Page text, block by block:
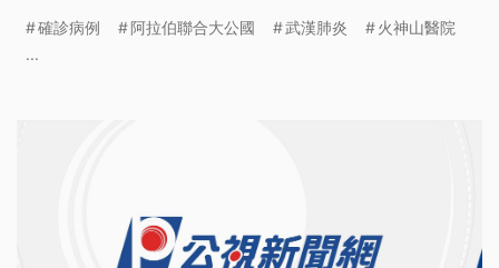
大阪女性居民，也是日前已經確診的遊覽車司機的隨
車導遊，兩人曾經同車帶過武漢團。為了防堵疫情擴
確診病例 阿拉伯聯合大公國 武漢肺炎
火神山醫院
...